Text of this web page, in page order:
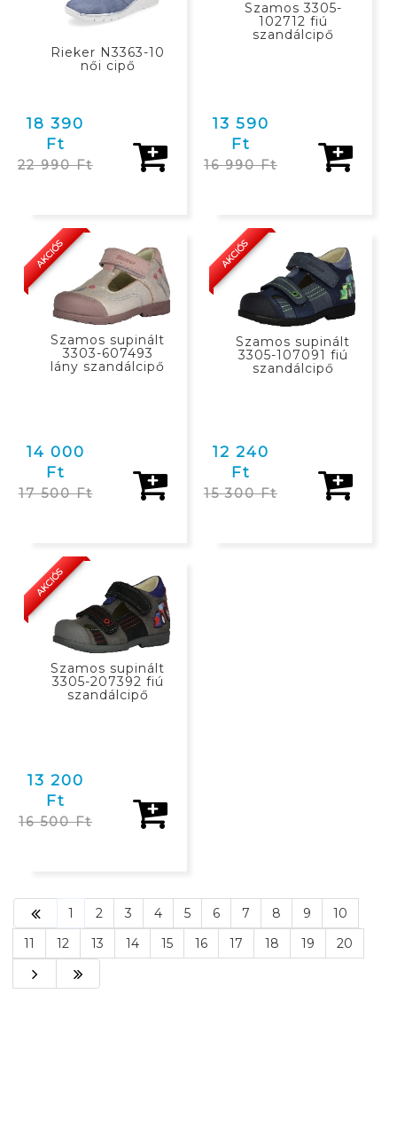
Rieker N3363-10
női cipő
18 390
Ft
22 990 Ft
Szamos 3305-
102712 fiú
szandálcipő
13 590
Ft
16 990 Ft
KOSÁRBAN
AKCIÓS
Szamos supinált
3303-607493
lány szandálcipő
14 000
Ft
17 500 Ft
KOSÁRBAN
AKCIÓS
Szamos supinált
3305-107091 fiú
szandálcipő
12 240
Ft
15 300 Ft
KOSÁRBAN
AKCIÓS
Szamos supinált
3305-207392 fiú
szandálcipő
13 200
Ft
16 500 Ft
1 2 3 4 5 6 7 8 9
10
11
12 13 14 15 16 17 18 19 20